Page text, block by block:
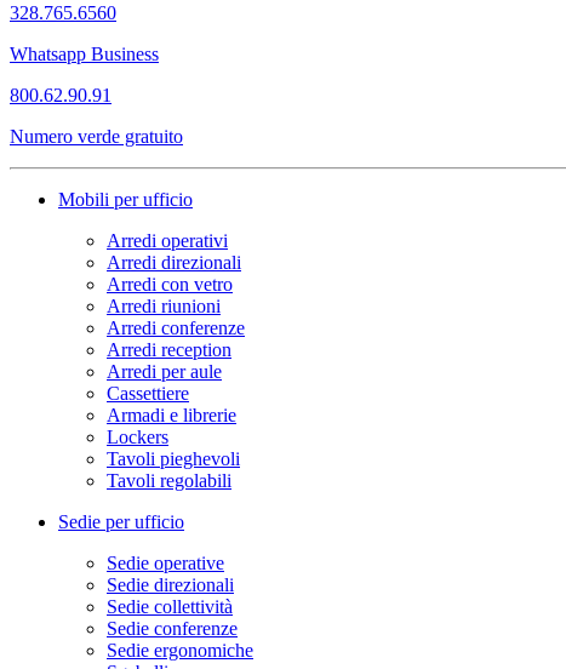
328.765.6560
Whatsapp Business
800.62.90.91
Numero verde gratuito
Mobili per ufficio
Arredi operativi
Arredi direzionali
Arredi con vetro
Arredi riunioni
Arredi conferenze
Arredi reception
Arredi per aule
Cassettiere
Armadi e librerie
Lockers
Tavoli pieghevoli
Tavoli regolabili
Sedie per ufficio
Sedie operative
Sedie direzionali
Sedie collettività
Sedie conferenze
Sedie ergonomiche